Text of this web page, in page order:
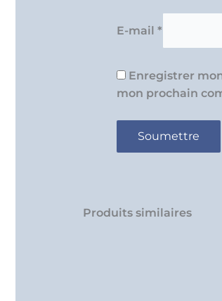
E-mail *
Enregistrer
mon prochain
Produits similaires